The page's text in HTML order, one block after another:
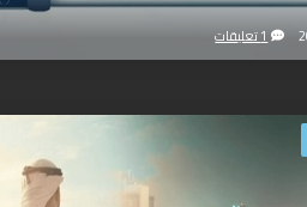
1 تعليقات